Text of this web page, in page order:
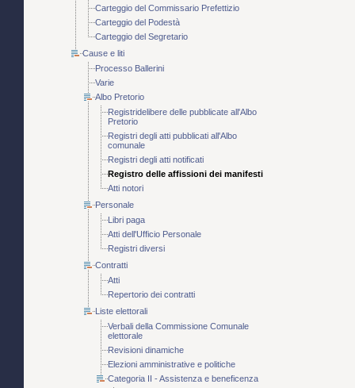
Carteggio del Commissario Prefettizio
Carteggio del Podestà
Carteggio del Segretario
Cause e liti
Processo Ballerini
Varie
Albo Pretorio
Registridelibere delle pubblicate all'Albo
Pretorio
Registri degli atti pubblicati all'Albo
comunale
Registri degli atti notificati
Registro delle affissioni dei manifesti
Atti notori
Personale
Libri paga
Atti dell'Ufficio Personale
Registri diversi
Contratti
Atti
Repertorio dei contratti
Liste elettorali
Verbali della Commissione Comunale
elettorale
Revisioni dinamiche
Elezioni amministrative e politiche
Categoria II - Assistenza e beneficenza